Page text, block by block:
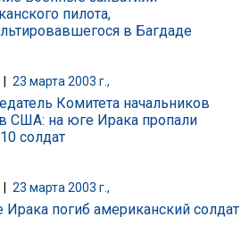
пилота,
в Багдаде
23 марта 2003 г.,
Комитета начальников
США: на юге Ирака пропали
солдат
23 марта 2003 г.,
Ирака погиб американский солдат